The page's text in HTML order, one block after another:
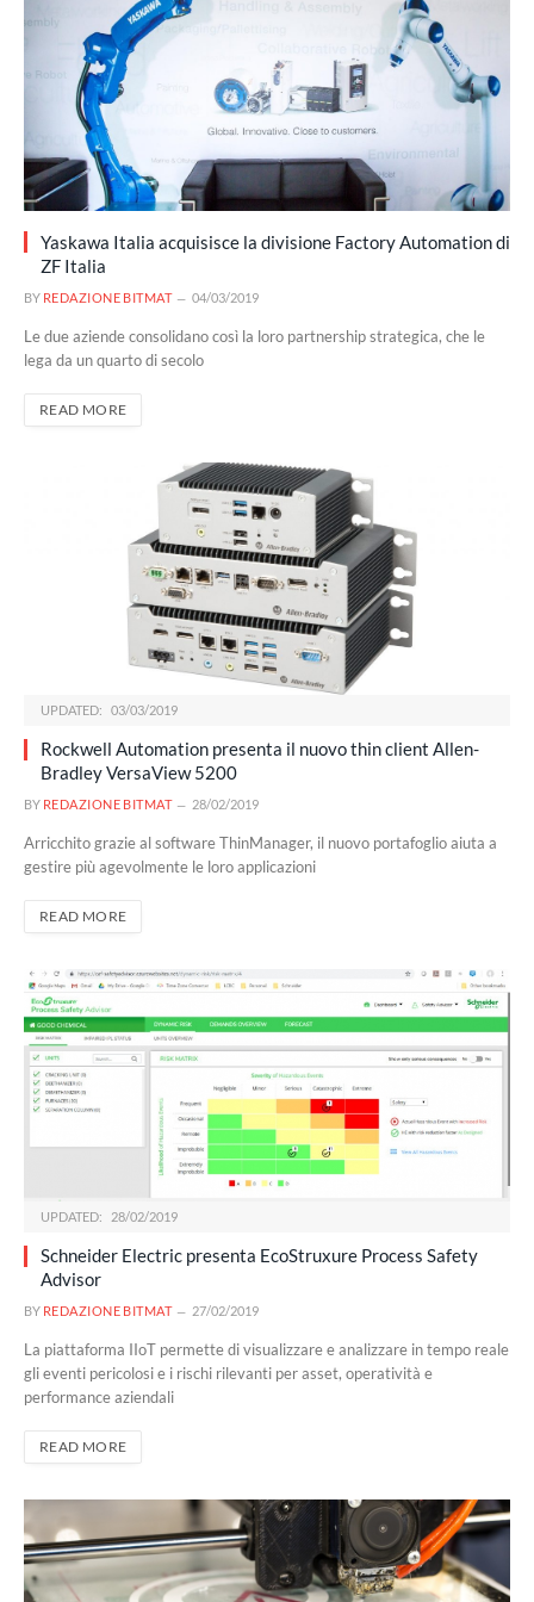
Yaskawa Italia acquisisce la divisione Factory Automation di
ZF Italia
BY REDAZIONE BITMAT 04/03/2019
Le due aziende consolidano così la loro partnership strategica, che le
lega da un quarto di secolo
READ MORE
UPDATED: 03/03/2019
Rockwell Automation presenta il nuovo thin client Allen-
Bradley VersaView 5200
BY REDAZIONE BITMAT 28/02/2019
Arricchito grazie al software ThinManager, il nuovo portafoglio aiuta a
gestire più agevolmente le loro applicazioni
READ MORE
UPDATED: 28/02/2019
Schneider Electric presenta EcoStruxure Process Safety
Advisor
BY REDAZIONE BITMAT 27/02/2019
La piattaforma IIoT permette di visualizzare e analizzare in tempo reale
gli eventi pericolosi e i rischi rilevanti per asset, operatività e
performance aziendali
READ MORE